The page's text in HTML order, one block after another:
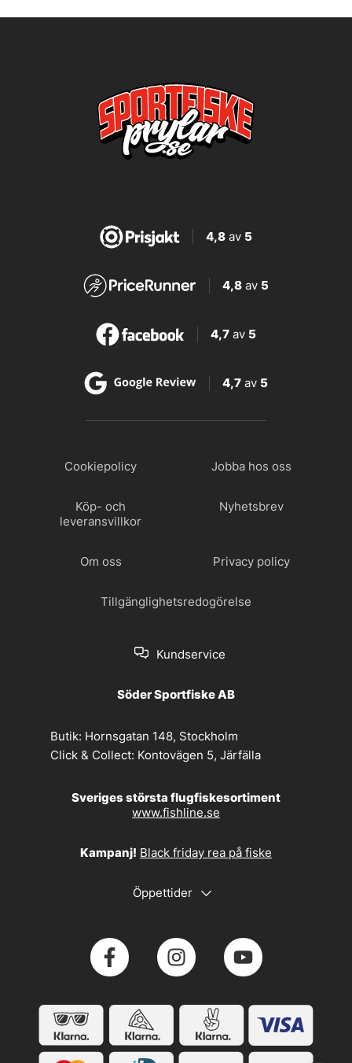
4,8av 5
4,8 av 5
4,7 av 5
4,7 av 5
Cookiepolicy Jobba hos oss
Köp- och
leveransvillkor
Nyhetsbrev
Om oss Privacy policy
Tillgänglighetsredogörelse
Kundservice
Söder Sportfiske AB
Butik: Hornsgatan 148, Stockholm
Click & Collect: Kontovägen 5, Järfälla
Sveriges största flugfiskesortiment
www.fishline.se
Kampanj! Black friday rea på fiske
Öppettider